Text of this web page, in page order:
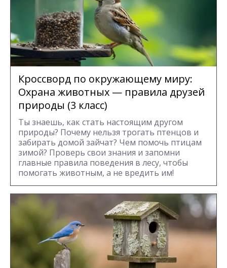
Кроссворд по окружающему миру:
Охрана животных — правила друзей
природы (3 класс)
Ты знаешь, как стать настоящим другом
природы? Почему нельзя трогать птенцов и
забирать домой зайчат? Чем помочь птицам
зимой? Проверь свои знания и запомни
главные правила поведения в лесу, чтобы
помогать животным, а не вредить им!